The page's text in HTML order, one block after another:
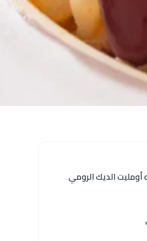
الديك الرومي